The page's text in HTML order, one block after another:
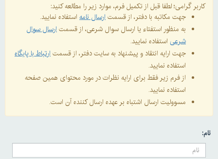
کاربر گرامی؛ لطفا قبل از تکمیل فرم، موارد زیر را مطالعه کنید:
جهت مکاتبه با دفتر، از قسمتارسال نامه استفاده نمایید.
به منظور استفتاء یا ارسال سوال شرعی، از قسمتارسال سوال
شرعی استفاده نمایید.
جهت ارایه انتقاد و پیشنهاد به سایت دفتر، از قسمتارتباط با پایگاه
استفاده نمایید.
از فرم زیر فقط برای ارایه نظرات در مورد محتوای همین صفحه
استفاده نمایید.
مسوولیت ارسال اشتباه بر عهده ارسال کننده آن است.
نام: